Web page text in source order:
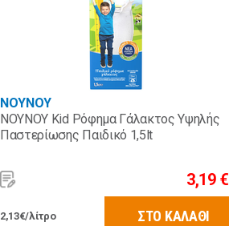
ΝΟΥΝΟΥ
ΝΟΥΝΟΥ Kid Ρόφημα Γάλακτος Υψηλής
Παστερίωσης Παιδικό 1,5lt
3,19 €
2,13€/λίτρο ΣΤΟ ΚΑΛΑΘΙ